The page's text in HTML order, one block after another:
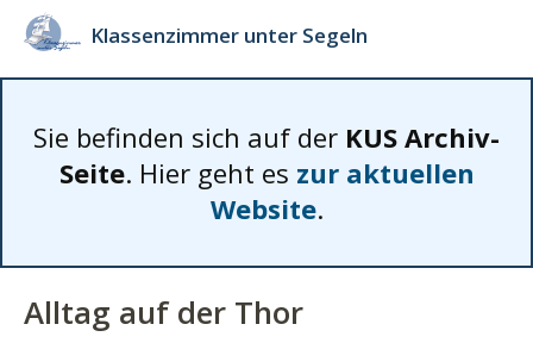
Klassenzimmer unter Segeln
Sie befinden sich auf der KUS Archiv-
Seite. Hier geht es zur aktuellen
Website.
Alltag auf der Thor